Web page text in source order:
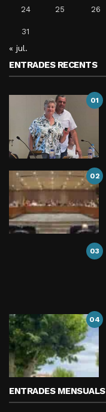
24 25 26
31
« jul.
ENTRADES RECENTS
01
02
03
04
ENTRADES MENSUALS